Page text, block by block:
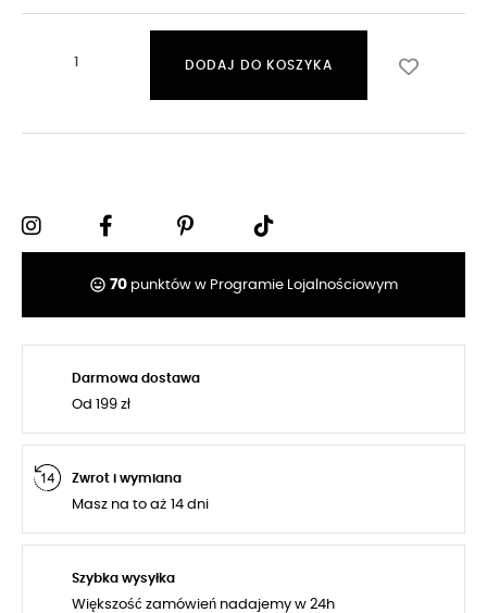
DODAJ DO KOSZYKA
tag_faces 70 punktów w Programie Lojalnościowym
Darmowa dostawa
Od 199 zł
Zwrot i wymiana
Masz na to aż 14 dni
Szybka wysyłka
Większość zamówień nadajemy w 24h